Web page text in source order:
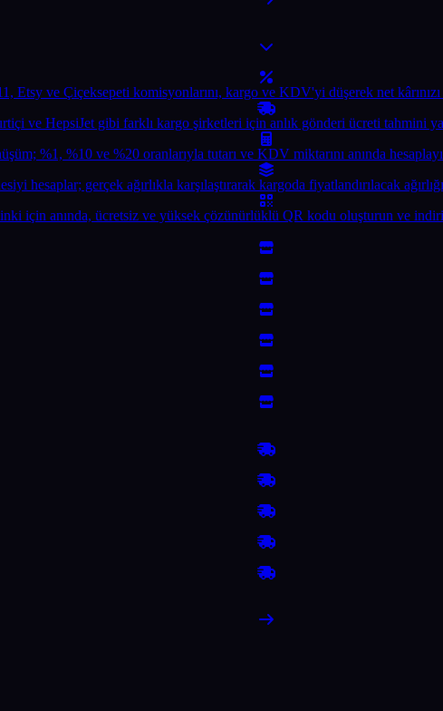
Etsy ve Çiçeksepeti komisyonlarını, kargo ve KDV'yi düşerek net kârınızı
ve HepsiJet gibi farklı kargo şirketleri için anlık gönderi ücreti tahmini
%1, %10 ve %20 oranlarıyla tutarı ve KDV miktarını anında
hesaplar; gerçek ağırlıkla karşılaştırarak kargoda fiyatlandırılacak
için anında, ücretsiz ve yüksek çözünürlüklü QR kodu oluşturun ve